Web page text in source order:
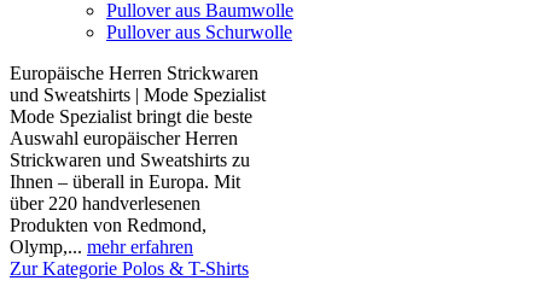
Pullover aus Baumwolle
Pullover aus Schurwolle
Europäische Herren Strickwaren
und Sweatshirts | Mode Spezialist
Mode Spezialist bringt die beste
Auswahl europäischer Herren
Strickwaren und Sweatshirts zu
Ihnen – überall in Europa. Mit
über 220 handverlesenen
Produkten von Redmond,
Olymp,... mehr erfahren
Zur Kategorie Polos & T-Shirts